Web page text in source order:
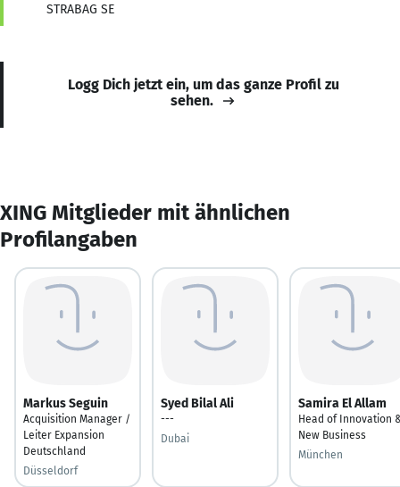
STRABAG SE
Logg Dich jetzt ein, um das ganze Profil zu
sehen.
XING Mitglieder mit ähnlichen
Profilangaben
Markus Seguin
Acquisition Manager /
Leiter Expansion
Deutschland
Düsseldorf
Syed Bilal Ali
---
Dubai
Samira El Allam
Head of Innovation
New Business
München